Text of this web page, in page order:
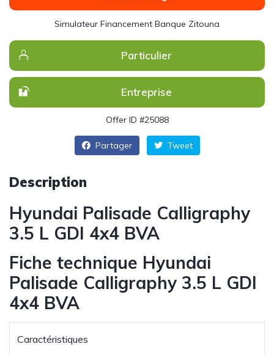
Simulateur Financement Banque Zitouna
Particulier
Entreprise
Offer ID #25088
Partager Tweet
Description
Hyundai Palisade Calligraphy
3.5 L GDI 4x4 BVA
Fiche technique Hyundai
Palisade Calligraphy 3.5 L GDI
4x4 BVA
Caractéristiques